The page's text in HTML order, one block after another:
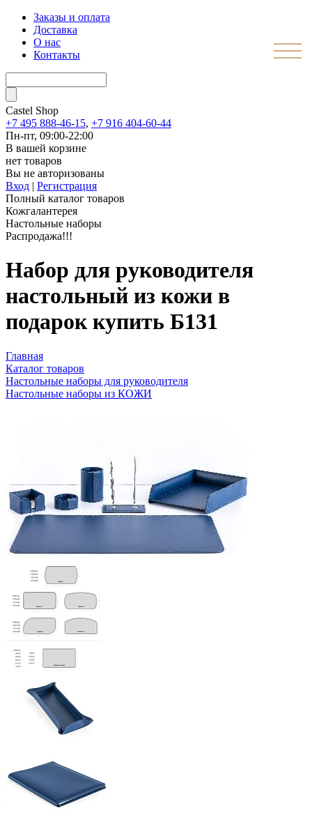
Заказы и оплата
Доставка
О нас
Контакты
Castel Shop
+7 495 888-46-15, +7 916 404-60-44
Пн-пт, 09:00-22:00
В вашей корзине
нет товаров
Вы не авторизованы
Вход | Регистрация
Полный каталог товаров
Кожгалантерея
Настольные наборы
Распродажа!!!
Набор для руководителя
настольный из кожи в
подарок купить Б131
Главная
Каталог товаров
Настольные наборы для руководителя
Настольные наборы из КОЖИ